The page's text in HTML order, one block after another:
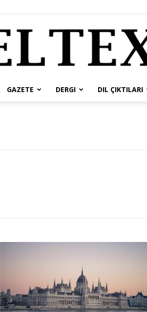
GAZETE DERGI DIL ÇIKTILARI